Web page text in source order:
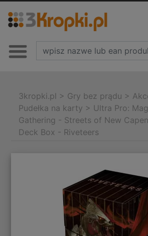
3kropki.pl > Gry bez prądu >
Pudełka na karty > Ultra Pro:
Gathering - Streets of New
Deck Box - Riveteers